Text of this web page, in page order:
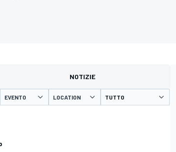
NOTIZIE
EVENTO LOCATION